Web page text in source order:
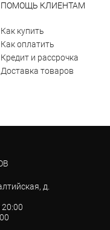
ПОМОЩЬ КЛИЕНТАМ
Как купить
Как оплатить
Кредит и рассрочка
Доставка товаров
д.
20:00